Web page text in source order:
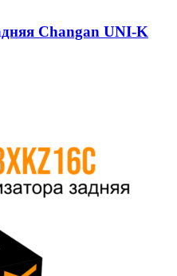
Changan UNI-K